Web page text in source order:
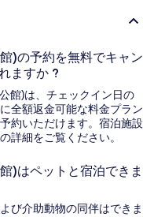
)の予約を無料でキャン
ますか ?
館)は、チェックイン日の
全額返金可能な料金プラン
約いただけます。宿泊施設
詳細をご覧ください。
)はペットと宿泊できま
び介助動物の同伴はできま